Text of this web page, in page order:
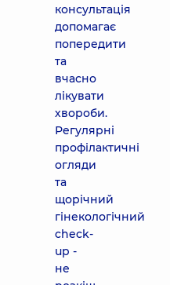
консультація
допомагає
попередити
та
вчасно
лікувати
хвороби.
Регулярні
профілактичні
огляди
та
щорічний
гінекологічний
check-
up -
не